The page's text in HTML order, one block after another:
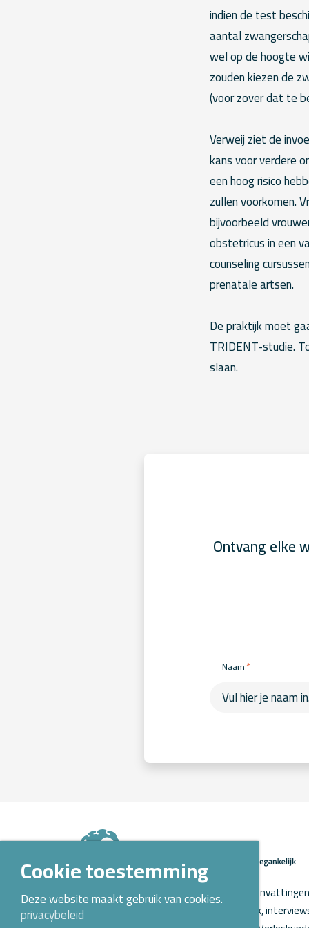
indien de test
aantal
wel op de hoogte
zouden kiezen de
(voor zover dat te
Verweij ziet de
kans voor verdere
een hoog risico
zullen voorkomen.
bijvoorbeeld
obstetricus in een
counseling
prenatale artsen.
De praktijk moet
TRIDENT-studie.
slaan.
Ontvang elke
Naam*
Op Kennispoort Verloskunde vind je
verloskundig wetenschappelijk onderzoek,
Cookie toestemming
Deze website maakt gebruik van cookies.
privacybeleid